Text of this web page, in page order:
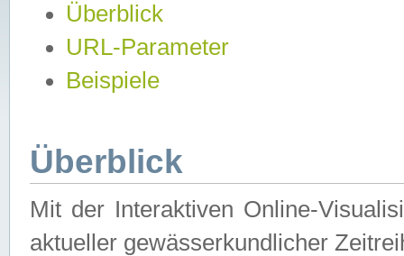
Überblick
URL-Parameter
Beispiele
Überblick
Mit der Interaktiven Online-
aktueller gewässerkundlicher